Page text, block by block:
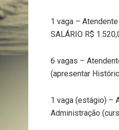
1 vaga –
SALÁRIO R$
6 vagas –
(apresentar
1 vaga (estágio) –
Administração